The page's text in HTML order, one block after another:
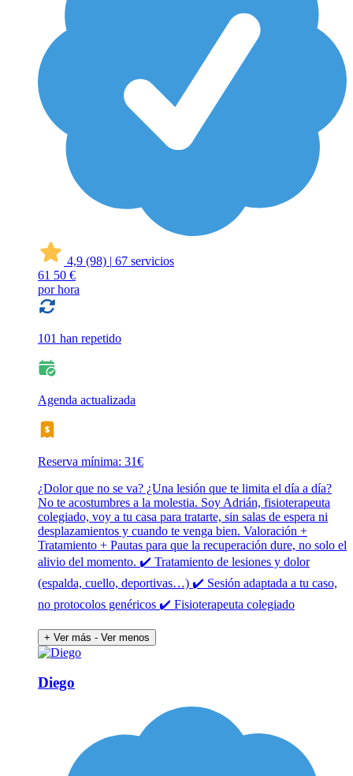
4,9 (98) | 67 servicios
61 50 €
por hora
101 han repetido
Agenda actualizada
Reserva mínima: 31€
¿Dolor que no se va? ¿Una lesión que te limita el día a día?
No te acostumbres a la molestia. Soy Adrián, fisioterapeuta
colegiado, voy a tu casa para tratarte, sin salas de espera ni
desplazamientos y cuando te venga bien. Valoración +
Tratamiento + Pautas para que la recuperación dure, no solo el
alivio del momento. ✔️ Tratamiento de lesiones y dolor
(espalda, cuello, deportivas…) ✔️ Sesión adaptada a tu caso,
no protocolos genéricos ✔️ Fisioterapeuta colegiado
+ Ver más - Ver menos
Diego